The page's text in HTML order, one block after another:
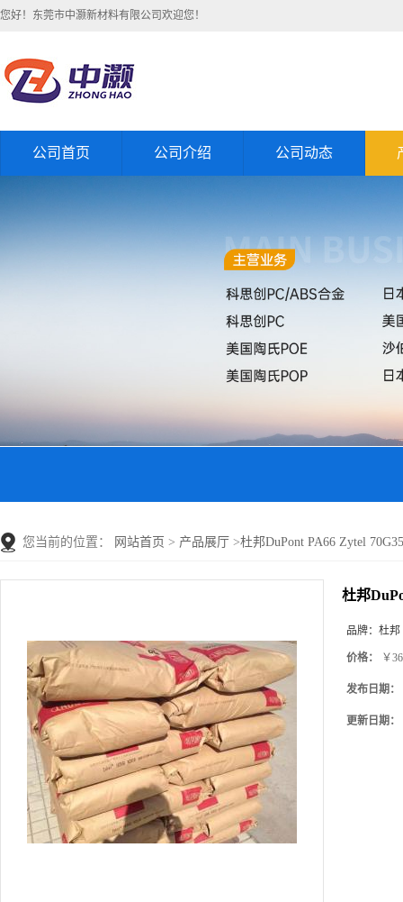
您好！东莞市中灏新材料有限公司欢迎您！
公司首页 公司介绍 公司动态
您当前的位置： 网站首页 > 产品展厅 >杜邦DuPont PA66 Zytel
杜邦
品牌： 杜邦
价格： ￥
发布日期：
更新日期：